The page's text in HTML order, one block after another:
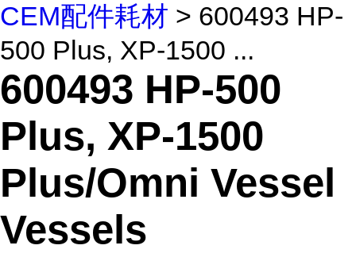
CEM配件耗材 > 600493 HP-
500 Plus, XP-1500 ...
600493 HP-500
Plus, XP-1500
Plus/Omni Vessel
Vessels